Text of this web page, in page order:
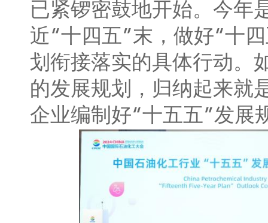
已紧锣密鼓地开始。今年
近“十四五”末，做好“十
划衔接落实的具体行动。
的发展规划，归纳起来就
企业编制好“十五五”发展